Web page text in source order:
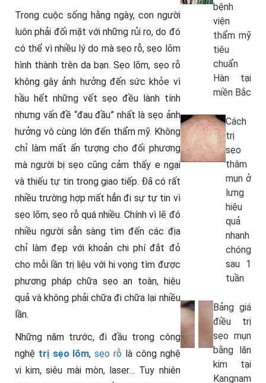
Trong cuộc sống hằng ngày, con người
luôn phải đối mặt với những rủi ro, do đó
có thể vì nhiều lý do mà sẹo rỗ, sẹo lõm
hình thành trên da bạn. Sẹo lõm, sẹo rỗ
không gây ảnh hưởng đến sức khỏe vì
hầu hết những vết sẹo đều lành tính
nhưng vấn đề “đau đầu” nhất là sẹo ảnh
hưởng vô cùng lớn đến thẩm mỹ. Không
chỉ làm mất ấn tượng cho đối phương
mà người bị sẹo cũng cảm thấy e ngại
và thiếu tự tin trong giao tiếp. Đã có rất
nhiều trường hợp mất hẳn đi sự tự tin vì
sẹo lõm, sẹo rỗ quá nhiều. Chính vì lẽ đó
nhiều người sẵn sàng tìm đến các địa
chỉ làm đẹp với khoản chi phí đắt đỏ
cho mỗi lần trị liệu với hi vọng tìm được
phương pháp chữa sẹo an toàn, hiệu
quả và không phải chữa đi chữa lại nhiều
lần.
Những năm trước, đi đầu trong công
nghệ trị sẹo lõm,sẹo rỗ là công nghệ
vi kim, siêu mài mòn, laser… Tuy nhiên
bệnh
viện
thẩm mỹ
tiêu
chuẩn
Hàn tại
miền Bắc
Cách
trị
sẹo
thâm
mụn ở
lưng
hiệu
quả
nhanh
chóng
sau 1
tuần
Bảng giá
điều trị
sẹo mụn
bằng lăn
kim tại
Kangnam